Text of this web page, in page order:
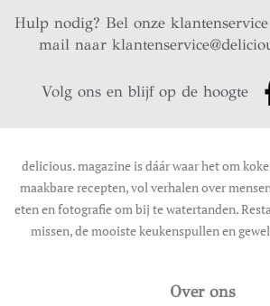
Hulp nodig? Bel onze
mail naar
Volg ons en blijf op de hoogte
delicious. magazine is dáár waar het om
maakbare recepten, vol verhalen over
eten en fotografie om bij te watertanden.
missen, de mooiste keukenspullen en
Over ons